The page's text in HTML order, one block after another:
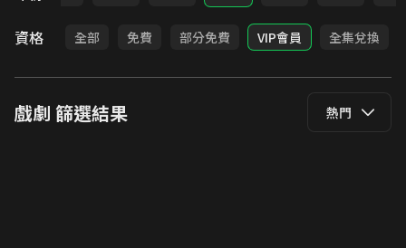
資格 全部 免費 部分免費 VIP會員 全集兌換
戲劇 篩選結果 熱門